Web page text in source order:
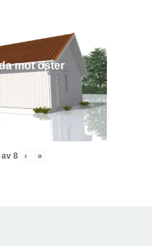
mot öster
av 8 › »